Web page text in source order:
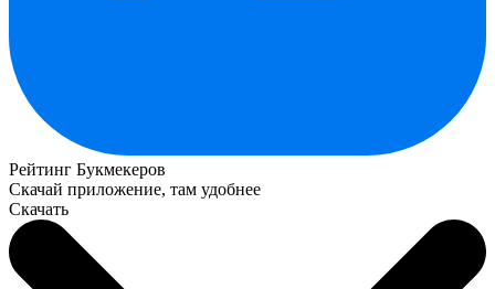
Рейтинг Букмекеров
Скачай приложение, там удобнее
Скачать